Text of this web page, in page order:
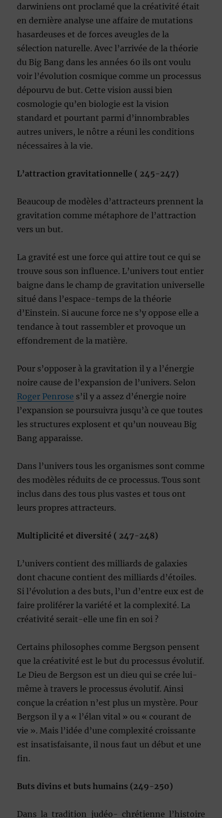
darwiniens ont proclamé que la créativité était
en dernière analyse une affaire de mutations
hasardeuses et de forces aveugles de la
sélection naturelle. Avec l’arrivée de la théorie
du Big Bang dans les années 60 ils ont voulu
voir l’évolution cosmique comme un processus
dépourvu de but. Cette vision aussi bien
cosmologie qu’en biologie est la vision
standard et pourtant parmi d’innombrables
autres univers, le nôtre a réuni les conditions
nécessaires à la vie.
L’attraction gravitationnelle ( 245-247)
Beaucoup de modèles d’attracteurs prennent la
gravitation comme métaphore de l’attraction
vers un but.
La gravité est une force qui attire tout ce qui se
trouve sous son influence. L’univers tout entier
baigne dans le champ de gravitation universelle
situé dans l’espace-temps de la théorie
d’Einstein. Si aucune force ne s’y oppose elle a
tendance à tout rassembler et provoque un
effondrement de la matière.
Pour s’opposer à la gravitation il y a l’énergie
noire cause de l’expansion de l’univers. Selon
Roger Penrose s’il y a assez d’énergie noire
l’expansion se poursuivra jusqu’à ce que toutes
les structures explosent et qu’un nouveau Big
Bang apparaisse.
Dans l’univers tous les organismes sont comme
des modèles réduits de ce processus. Tous sont
inclus dans des tous plus vastes et tous ont
leurs propres attracteurs.
Multiplicité et diversité ( 247-248)
L’univers contient des milliards de galaxies
dont chacune contient des milliards d’étoiles.
Si l’évolution a des buts, l’un d’entre eux est de
faire proliférer la variété et la complexité. La
créativité serait-elle une fin en soi ?
Certains philosophes comme Bergson pensent
que la créativité est le but du processus évolutif.
Le Dieu de Bergson est un dieu qui se crée lui-
même à travers le processus évolutif. Ainsi
conçue la création n’est plus un mystère. Pour
Bergson il y a « l’élan vital » ou « courant de
vie ». Mais l’idée d’une complexité croissante
est insatisfaisante, il nous faut un début et une
fin.
Buts divins et buts humains (249-250)
Dans la tradition judéo- chrétienne l’histoire